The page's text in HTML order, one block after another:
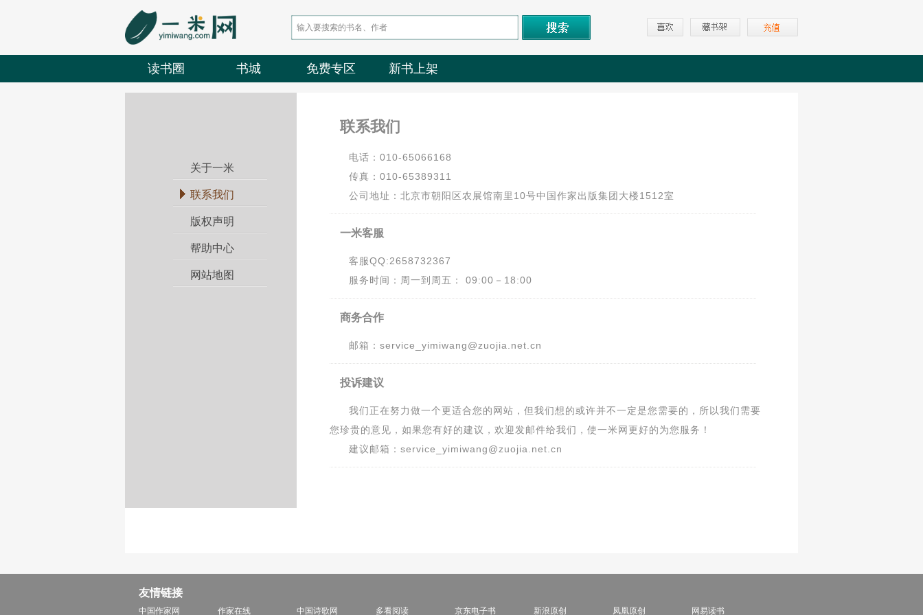
读书圈 书城 免费专区 新书上架
关于一米
联系我们
版权声明
帮助中心
网站地图
联系我们
电话：010-65066168
传真：010-65389311
公司地址：北京市朝阳区农展馆南里10号中国作家出版集团大楼1512室
一米客服
客服QQ:2658732367
服务时间：周一到周五： 09:00－18:00
商务合作
邮箱：service_yimiwang@zuojia.net.cn
投诉建议
我们正在努力做一个更适合您的网站，但我们想的或许并不一定是您需要的，所以我们需要
您珍贵的意见，如果您有好的建议，欢迎发邮件给我们，使一米网更好的为您服务！
建议邮箱：service_yimiwang@zuojia.net.cn
友情链接
中国作家网 作家在线 中国诗歌网 多看阅读 京东电子书 新浪原创 凤凰原创 网易读书